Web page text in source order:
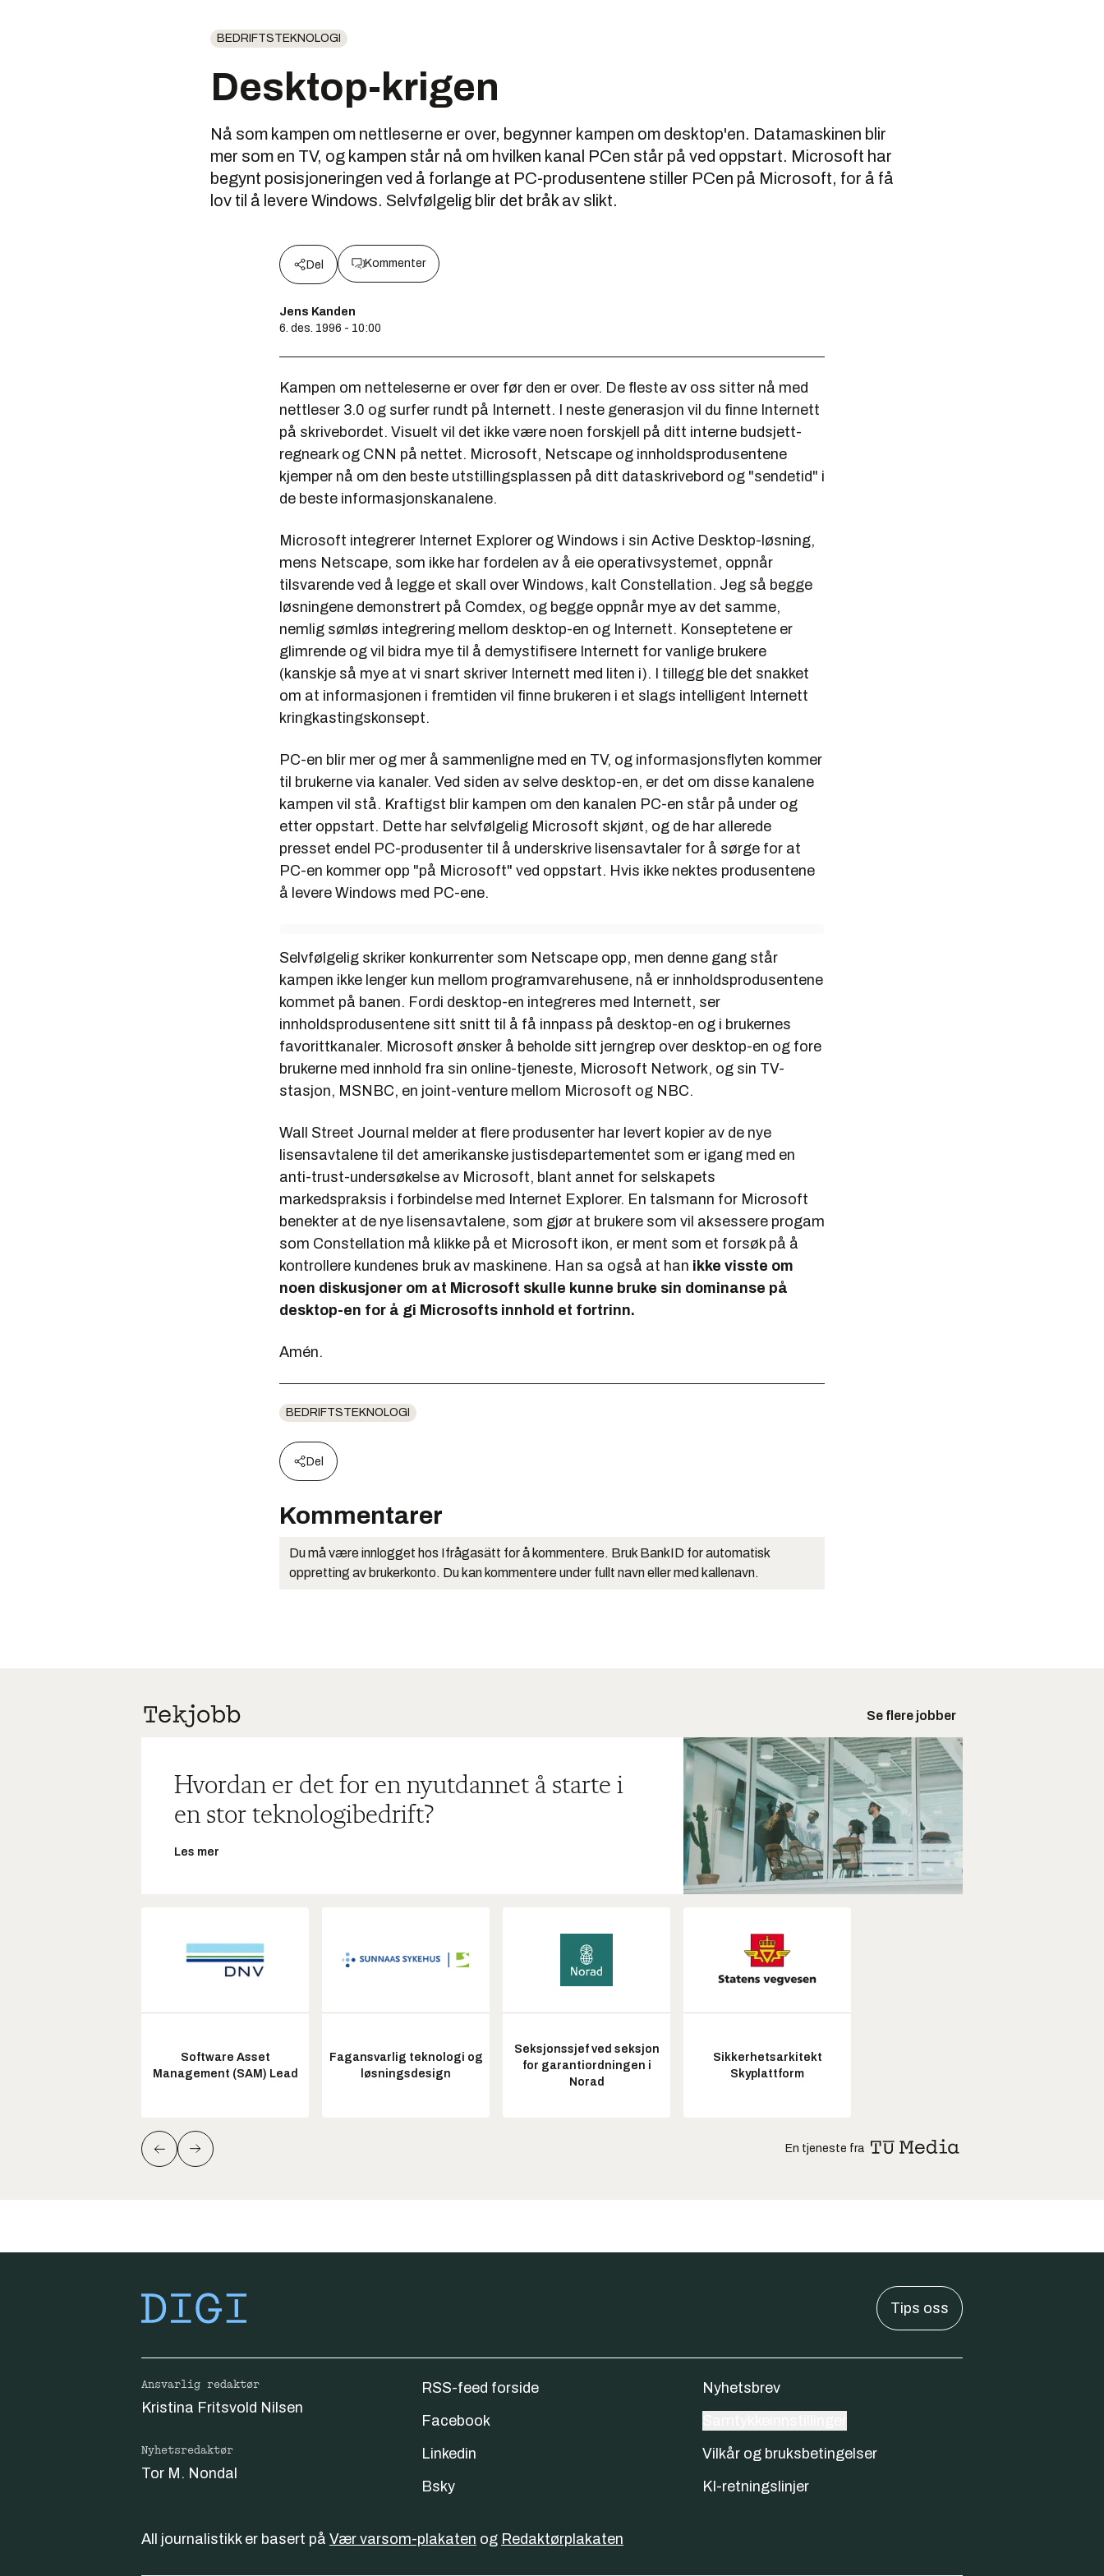
BEDRIFTSTEKNOLOGI
Desktop-krigen
Nå som kampen om nettleserne er over, begynner kampen om desktop'en. Datamaskinen blir
mer som en TV, og kampen står nå om hvilken kanal PCen står på ved oppstart. Microsoft har
begynt posisjoneringen ved å forlange at PC-produsentene stiller PCen på Microsoft, for å få
lov til å levere Windows. Selvfølgelig blir det bråk av slikt.
Del Kommenter
Jens Kanden
6. des. 1996 - 10:00
Kampen om netteleserne er over før den er over. De fleste av oss sitter nå med
nettleser 3.0 og surfer rundt på Internett. I neste generasjon vil du finne Internett
på skrivebordet. Visuelt vil det ikke være noen forskjell på ditt interne budsjett-
regneark og CNN på nettet. Microsoft, Netscape og innholdsprodusentene
kjemper nå om den beste utstillingsplassen på ditt dataskrivebord og "sendetid" i
de beste informasjonskanalene.
Microsoft integrerer Internet Explorer og Windows i sin Active Desktop-løsning,
mens Netscape, som ikke har fordelen av å eie operativsystemet, oppnår
tilsvarende ved å legge et skall over Windows, kalt Constellation. Jeg så begge
løsningene demonstrert på Comdex, og begge oppnår mye av det samme,
nemlig sømløs integrering mellom desktop-en og Internett. Konseptetene er
glimrende og vil bidra mye til å demystifisere Internett for vanlige brukere
(kanskje så mye at vi snart skriver Internett med liten i). I tillegg ble det snakket
om at informasjonen i fremtiden vil finne brukeren i et slags intelligent Internett
kringkastingskonsept.
PC-en blir mer og mer å sammenligne med en TV, og informasjonsflyten kommer
til brukerne via kanaler. Ved siden av selve desktop-en, er det om disse kanalene
kampen vil stå. Kraftigst blir kampen om den kanalen PC-en står på under og
etter oppstart. Dette har selvfølgelig Microsoft skjønt, og de har allerede
presset endel PC-produsenter til å underskrive lisensavtaler for å sørge for at
PC-en kommer opp "på Microsoft" ved oppstart. Hvis ikke nektes produsentene
å levere Windows med PC-ene.
Selvfølgelig skriker konkurrenter som Netscape opp, men denne gang står
kampen ikke lenger kun mellom programvarehusene, nå er innholdsprodusentene
kommet på banen. Fordi desktop-en integreres med Internett, ser
innholdsprodusentene sitt snitt til å få innpass på desktop-en og i brukernes
favorittkanaler. Microsoft ønsker å beholde sitt jerngrep over desktop-en og fore
brukerne med innhold fra sin online-tjeneste, Microsoft Network, og sin TV-
stasjon, MSNBC, en joint-venture mellom Microsoft og NBC.
Wall Street Journal melder at flere produsenter har levert kopier av de nye
lisensavtalene til det amerikanske justisdepartementet som er igang med en
anti-trust-undersøkelse av Microsoft, blant annet for selskapets
markedspraksis i forbindelse med Internet Explorer. En talsmann for Microsoft
benekter at de nye lisensavtalene, som gjør at brukere som vil aksessere progam
som Constellation må klikke på et Microsoft ikon, er ment som et forsøk på å
kontrollere kundenes bruk av maskinene. Han sa også at han ikke visste om
noen diskusjoner om at Microsoft skulle kunne bruke sin dominanse på
desktop-en for å gi Microsofts innhold et fortrinn.
Amén.
BEDRIFTSTEKNOLOGI
Del
Kommentarer
Du må være innlogget hos Ifrågasätt for å kommentere. Bruk BankID for automatisk
oppretting av brukerkonto. Du kan kommentere under fullt navn eller med kallenavn.
Se flere jobber
Hvordan er det for en nyutdannet å starte i
en stor teknologibedrift?
Les mer
Software Asset
Management (SAM) Lead
Fagansvarlig teknologi og
løsningsdesign
Seksjonssjef ved seksjon
for garantiordningen i
Norad
Sikkerhetsarkitekt
Skyplattform
En tjeneste fra
Tips oss
Ansvarlig redaktør
Kristina Fritsvold Nilsen
Nyhetsredaktør
Tor M. Nondal
RSS-feed forside
Facebook
Linkedin
Bsky
Nyhetsbrev
Vilkår og bruksbetingelser
KI-retningslinjer
All journalistikk er basert på Vær varsom-plakaten og Redaktørplakaten